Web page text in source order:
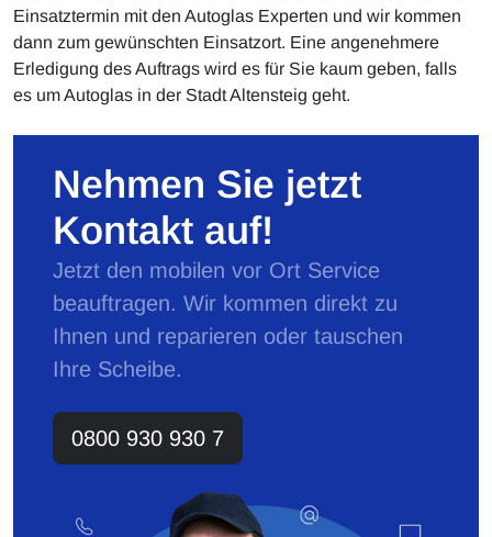
Einsatztermin mit den Autoglas Experten und wir kommen
dann zum gewünschten Einsatzort. Eine angenehmere
Erledigung des Auftrags wird es für Sie kaum geben, falls
es um Autoglas in der Stadt Altensteig geht.
Nehmen Sie jetzt
Kontakt auf!
Jetzt den mobilen vor Ort Service
beauftragen. Wir kommen direkt zu
Ihnen und reparieren oder tauschen
Ihre Scheibe.
0800 930 930 7